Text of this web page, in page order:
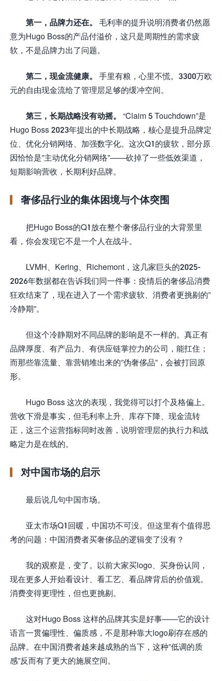
第一，品牌力还在。
毛利率的提升说明消费者仍然愿
意为Hugo Boss的产品付溢价，这只是周期性的需求疲
软，不是品牌力出了问题。
第二，现金流健康。
手里有粮，心里不慌。3300万欧
元的自由现金流给了管理层足够的缓冲空间。
第三，长期战略没有动摇。
“Claim 5 Touchdown”是
Hugo Boss 2023年提出的中长期战略，核心是提升品牌定
位、优化分销网络、加强数字化。这次Q1的疲软，部分原
因恰恰是”主动优化分销网络”——砍掉了一些低效渠道，
短期影响营收，长期利好品牌。
奢侈品行业的集体困境与个体突围
把Hugo Boss的Q1放在整个奢侈品行业的大背景里
看，你会发现它不是一个人在战斗。
LVMH、Kering、Richemont，这几家巨头的2025-
2026年数据都在告诉我们同一件事：疫情后的奢侈品消费
狂欢结束了，现在进入了一个需求疲软、消费者更挑剔的”
冷静期”。
但这个冷静期对不同品牌的影响是不一样的。真正有
品牌厚度、有产品力、有供应链掌控力的公司，能扛住；
而那些靠流量、靠营销堆出来的”伪奢侈品”，会被打回原
形。
Hugo Boss 这次的表现，我觉得可以打个及格偏上。
营收下滑是事实，但毛利率上升、库存下降、现金流转
正，这三个运营指标同时改善，说明管理层的执行力和战
略定力是在线的。
对中国市场的启示
最后说几句中国市场。
亚太市场Q1回暖，中国功不可没。但这里有个值得思
考的问题：中国消费者买奢侈品的逻辑变了没有？
我的观察是，变了。以前大家买logo、买身份认同，
现在更多人开始看设计、看工艺、看品牌背后的价值观。
消费变得更理性，但也更挑剔。
这对Hugo Boss 这样的品牌其实是好事——它的设计
语言一贯偏理性、偏质感，不是那种靠大logo刷存在感的
品牌。在中国消费者越来越成熟的当下，这种”低调的质
感”反而有了更大的施展空间。